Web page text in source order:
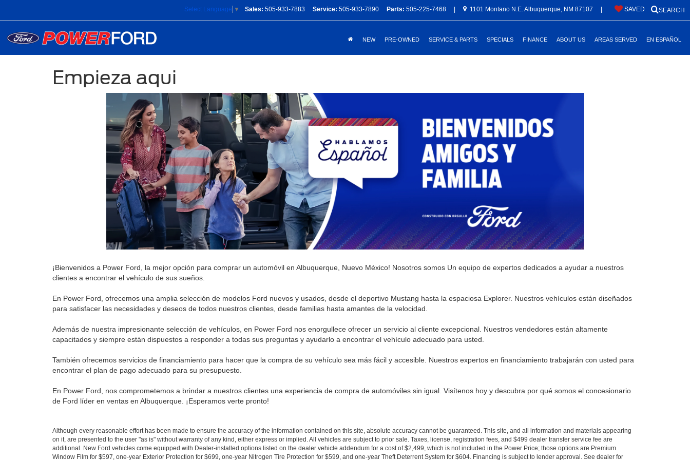
Sales: 505-933-7883 Service: 505-933-7890 Parts: 505-225-7468 1101 Montano N.E. Albuquerque, NM 87107 SEARCH
SAVED
Select Language ▼
NEW PRE-OWNED SERVICE & PARTS SPECIALS FINANCE ABOUT US AREAS SERVED EN ESPAÑOL
Empieza aqui
¡Bienvenidos a Power Ford, la mejor opción para comprar un automóvil en Albuquerque, Nuevo México! Nosotros somos Un equipo de expertos dedicados a ayudar a nuestros
clientes a encontrar el vehículo de sus sueños.
En Power Ford, ofrecemos una amplia selección de modelos Ford nuevos y usados, desde el deportivo Mustang hasta la espaciosa Explorer. Nuestros vehículos están diseñados
para satisfacer las necesidades y deseos de todos nuestros clientes, desde familias hasta amantes de la velocidad.
Además de nuestra impresionante selección de vehículos, en Power Ford nos enorgullece ofrecer un servicio al cliente excepcional. Nuestros vendedores están altamente
capacitados y siempre están dispuestos a responder a todas sus preguntas y ayudarlo a encontrar el vehículo adecuado para usted.
También ofrecemos servicios de financiamiento para hacer que la compra de su vehículo sea más fácil y accesible. Nuestros expertos en financiamiento trabajarán con usted para
encontrar el plan de pago adecuado para su presupuesto.
En Power Ford, nos comprometemos a brindar a nuestros clientes una experiencia de compra de automóviles sin igual. Visítenos hoy y descubra por qué somos el concesionario
de Ford líder en ventas en Albuquerque. ¡Esperamos verte pronto!
Although every reasonable effort has been made to ensure the accuracy of the information contained on this site, absolute accuracy cannot be guaranteed. This site, and all information and materials appearing
on it, are presented to the user "as is" without warranty of any kind, either express or implied. All vehicles are subject to prior sale. Taxes, license, registration fees, and $499 dealer transfer service fee are
additional. New Ford vehicles come equipped with Dealer-installed options listed on the dealer vehicle addendum for a cost of $2,499, which is not included in the Power Price; those options are Premium
Window Film for $597, one-year Exterior Protection for $699, one-year Nitrogen Tire Protection for $599, and one-year Theft Deterrent System for $604. Financing is subject to lender approval. See dealer for